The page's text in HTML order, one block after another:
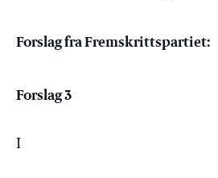
Forslag fra Fremskrittspartiet:
Forslag 3
I